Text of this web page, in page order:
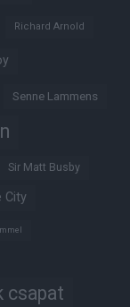
Richard Arnold
Senne Lammens
Sir Matt Busby
City
csapat